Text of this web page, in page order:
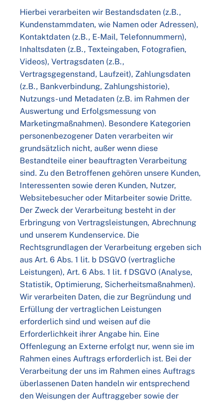
Hierbei verarbeiten wir Bestandsdaten (z.B.,
Kundenstammdaten, wie Namen oder Adressen),
Kontaktdaten (z.B., E-Mail, Telefonnummern),
Inhaltsdaten (z.B., Texteingaben, Fotografien,
Videos), Vertragsdaten (z.B.,
Vertragsgegenstand, Laufzeit), Zahlungsdaten
(z.B., Bankverbindung, Zahlungshistorie),
Nutzungs- und Metadaten (z.B. im Rahmen der
Auswertung und Erfolgsmessung von
Marketingmaßnahmen). Besondere Kategorien
personenbezogener Daten verarbeiten wir
grundsätzlich nicht, außer wenn diese
Bestandteile einer beauftragten Verarbeitung
sind. Zu den Betroffenen gehören unsere Kunden,
Interessenten sowie deren Kunden, Nutzer,
Websitebesucher oder Mitarbeiter sowie Dritte.
Der Zweck der Verarbeitung besteht in der
Erbringung von Vertragsleistungen, Abrechnung
und unserem Kundenservice. Die
Rechtsgrundlagen der Verarbeitung ergeben sich
aus Art. 6 Abs. 1 lit. b DSGVO (vertragliche
Leistungen), Art. 6 Abs. 1 lit. f DSGVO (Analyse,
Statistik, Optimierung, Sicherheitsmaßnahmen).
Wir verarbeiten Daten, die zur Begründung und
Erfüllung der vertraglichen Leistungen
erforderlich sind und weisen auf die
Erforderlichkeit ihrer Angabe hin. Eine
Offenlegung an Externe erfolgt nur, wenn sie im
Rahmen eines Auftrags erforderlich ist. Bei der
Verarbeitung der uns im Rahmen eines Auftrags
überlassenen Daten handeln wir entsprechend
den Weisungen der Auftraggeber sowie der